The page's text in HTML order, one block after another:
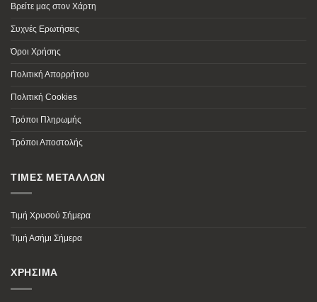
Βρείτε μας στον Χάρτη
Συχνές Ερωτήσεις
Όροι Χρήσης
Πολιτική Απορρήτου
Πολιτική Cookies
Τρόποι Πληρωμής
Τρόποι Αποστολής
ΤΙΜΕΣ ΜΕΤΑΛΛΩΝ
Τιμή Χρυσού Σήμερα
Τιμή Ασήμι Σήμερα
ΧΡΗΣΙΜΑ